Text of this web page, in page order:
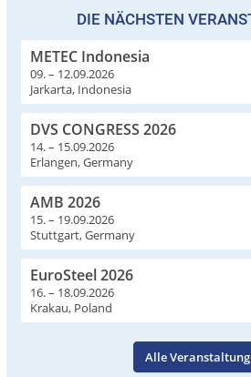
DIE NÄCHSTEN
METEC Indonesia
09. – 12.09.2026
Jarkarta, Indonesia
DVS CONGRESS 2026
14. – 15.09.2026
Erlangen, Germany
AMB 2026
15. – 19.09.2026
Stuttgart, Germany
EuroSteel 2026
16. – 18.09.2026
Krakau, Poland
Alle